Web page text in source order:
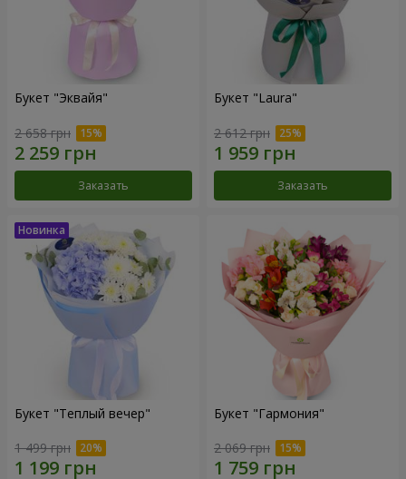
Букет "Эквайя"
2 658 грн
Заказать
Букет "Laura"
2 612 грн
Заказать
Букет "Теплый вечер"
1 499 грн
Букет "Гармония"
2 069 грн